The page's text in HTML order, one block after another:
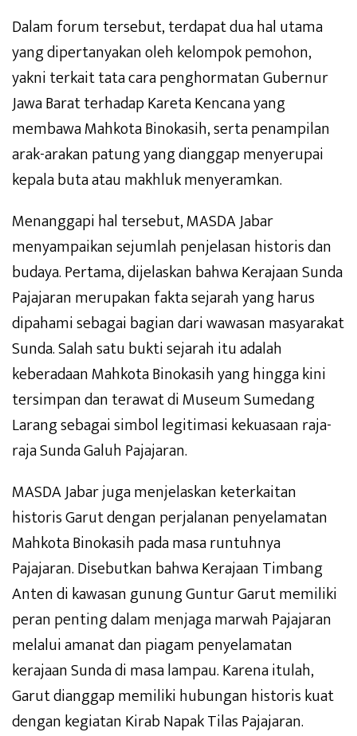
Dalam forum tersebut, terdapat dua hal utama
yang dipertanyakan oleh kelompok pemohon,
yakni terkait tata cara penghormatan Gubernur
Jawa Barat terhadap Kareta Kencana yang
membawa Mahkota Binokasih, serta penampilan
arak-arakan patung yang dianggap menyerupai
kepala buta atau makhluk menyeramkan.
Menanggapi hal tersebut, MASDA Jabar
menyampaikan sejumlah penjelasan historis dan
budaya. Pertama, dijelaskan bahwa Kerajaan Sunda
Pajajaran merupakan fakta sejarah yang harus
dipahami sebagai bagian dari wawasan masyarakat
Sunda. Salah satu bukti sejarah itu adalah
keberadaan Mahkota Binokasih yang hingga kini
tersimpan dan terawat di Museum Sumedang
Larang sebagai simbol legitimasi kekuasaan raja-
raja Sunda Galuh Pajajaran.
MASDA Jabar juga menjelaskan keterkaitan
historis Garut dengan perjalanan penyelamatan
Mahkota Binokasih pada masa runtuhnya
Pajajaran. Disebutkan bahwa Kerajaan Timbang
Anten di kawasan gunung Guntur Garut memiliki
peran penting dalam menjaga marwah Pajajaran
melalui amanat dan piagam penyelamatan
kerajaan Sunda di masa lampau. Karena itulah,
Garut dianggap memiliki hubungan historis kuat
dengan kegiatan Kirab Napak Tilas Pajajaran.